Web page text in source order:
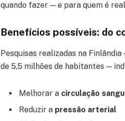
quando fazer — e para quem é
Benefícios possíveis: do
Pesquisas realizadas na
de 5,5 milhões de habitantes —
Melhorar a circulação
Reduzir a pressão arterial